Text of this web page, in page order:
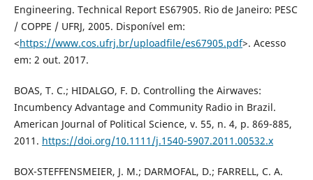
Engineering. Technical Report ES67905. Rio de Janeiro: PESC
/ COPPE / UFRJ, 2005. Disponível em:
<https://www.cos.ufrj.br/uploadfile/es67905.pdf>. Acesso
em: 2 out. 2017.
BOAS, T. C.; HIDALGO, F. D. Controlling the Airwaves:
Incumbency Advantage and Community Radio in Brazil.
American Journal of Political Science, v. 55, n. 4, p. 869-885,
2011. https://doi.org/10.1111/j.1540-5907.2011.00532.x
BOX-STEFFENSMEIER, J. M.; DARMOFAL, D.; FARRELL, C. A.